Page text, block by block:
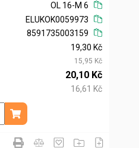
OL 16-M 6
ELUKOK0059973
8591735003159
19,30 Kč
15,95 Kč
20,10 Kč
16,61 Kč
ks
Přidat do košíku